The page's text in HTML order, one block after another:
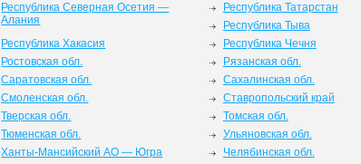
Республика Северная Осетия —
Алания
Республика Татарстан
Республика Тыва
Республика Хакасия
Республика Чечня
Ростовская обл.
Рязанская обл.
Саратовская обл.
Сахалинская обл.
Смоленская обл.
Ставропольский край
Тверская обл.
Томская обл.
Тюменская обл.
Ульяновская обл.
Ханты-Мансийский АО — Югра Челябинская обл.